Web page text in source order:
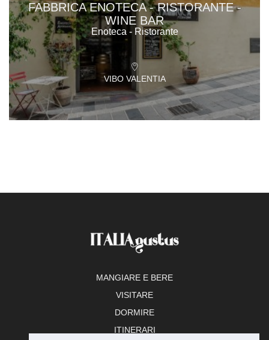
FABBRICA ENOTECA - RISTORANTE -
WINE BAR
Enoteca - Ristorante
VIBO VALENTIA
MANGIARE E BERE
VISITARE
DORMIRE
ITINERARI